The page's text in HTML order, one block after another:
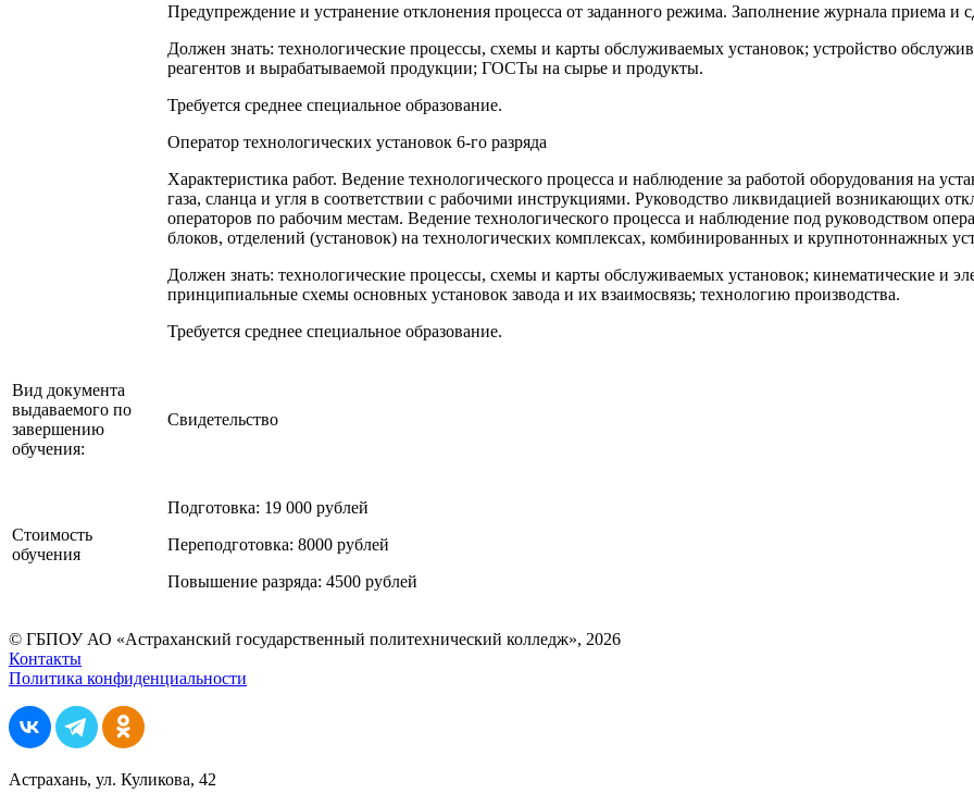
Предупреждение и устранение отклонения процесса от заданного режима. Заполнение журнала приема и
Должен знать: технологические процессы, схемы и карты обслуживаемых установок; устройство
реагентов и вырабатываемой продукции; ГОСТы на сырье и продукты.
Требуется среднее специальное образование.
Оператор технологических установок 6-го разряда
Характеристика работ. Ведение технологического процесса и наблюдение за работой оборудования на
газа, сланца и угля в соответствии с рабочими инструкциями. Руководство ликвидацией возникающих
операторов по рабочим местам. Ведение технологического процесса и наблюдение под руководством
блоков, отделений (установок) на технологических комплексах, комбинированных и крупнотоннажных
Должен знать: технологические процессы, схемы и карты обслуживаемых установок; кинематические и
принципиальные схемы основных установок завода и их взаимосвязь; технологию производства.
Требуется среднее специальное образование.
Вид документа
выдаваемого по
завершению
обучения:
Свидетельство
Стоимость
обучения
Подготовка: 19 000 рублей
Переподготовка: 8000 рублей
Повышение разряда: 4500 рублей
© ГБПОУ АО «Астраханский государственный политехнический колледж», 2026
Контакты
Политика конфиденциальности
Астрахань, ул. Куликова, 42